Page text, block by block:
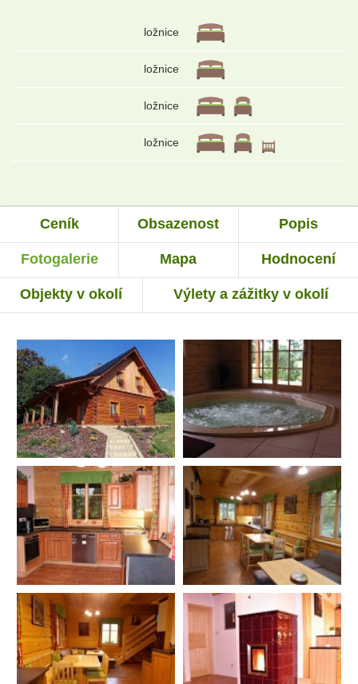
ložnice
ložnice
ložnice
ložnice
Ceník Obsazenost Popis
Fotogalerie Mapa Hodnocení
Objekty v okolí Výlety a zážitky v okolí